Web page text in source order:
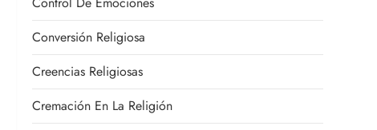
Conversión Religiosa
Creencias Religiosas
Cremación En La Religión